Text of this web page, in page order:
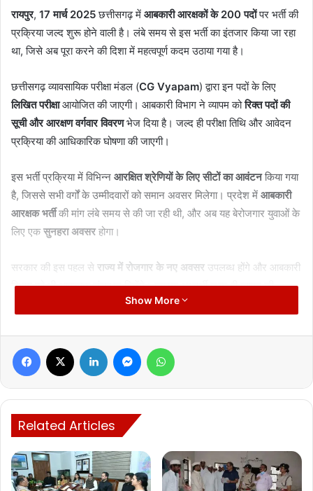
रायपुर, 17 मार्च 2025छत्तीसगढ़ में आबकारी आरक्षकों के 200 पदोंपर भर्ती की
प्रक्रिया जल्द शुरू होने वाली है। लंबे समय से इस भर्ती का इंतजार किया जा रहा
था, जिसे अब पूरा करने की दिशा में महत्वपूर्ण कदम उठाया गया है।
छत्तीसगढ़ व्यावसायिक परीक्षा मंडल (CG Vyapam) द्वारा इन पदों के लिए
लिखित परीक्षाआयोजित की जाएगी। आबकारी विभाग ने व्यापम कोरिक्त पदों की
सूची और आरक्षण वर्गवार विवरणभेज दिया है। जल्द ही परीक्षा तिथि और आवेदन
प्रक्रिया की आधिकारिक घोषणा की जाएगी।
इस भर्ती प्रक्रिया में विभिन्न आरक्षित श्रेणियों के लिए सीटों का आवंटनकिया गया
है, जिससे सभी वर्गों के उम्मीदवारों को समान अवसर मिलेगा। प्रदेश में आबकारी
आरक्षक भर्तीकी मांग लंबे समय से की जा रही थी, और अब यह बेरोजगार युवाओं के
लिए एकसुनहरा अवसर होगा।
सरकार की इस पहल से राज्य में रोजगार के नए अवसर उपलब्ध होंगे और आबकारी
विभाग को भी आवश्यक संसाधन मिलेंगे। इच्छुक अभ्यर्थी जल्द ही व्यापम की
आधिकारिक वेबसाइट पर आवेदन प्रक्रिया से जुड़ी जानकारी प्राप्त कर सकेंगे।
Show More
Facebook LinkedIn Messenger
Related Articles